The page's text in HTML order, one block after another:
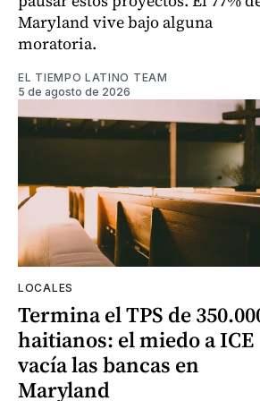
Maryland vive bajo alguna
moratoria.
EL TIEMPO LATINO TEAM
5 de agosto de 2026
LOCALES
Termina el TPS de
haitianos: el miedo a ICE
vacía las bancas en
Maryland